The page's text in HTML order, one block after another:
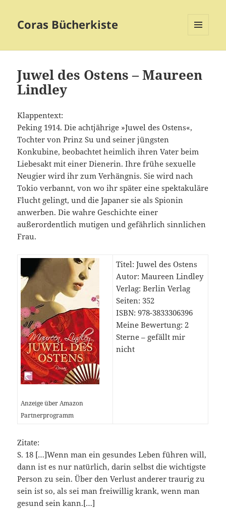
Coras Bücherkiste
Juwel des Ostens – Maureen
Lindley
Klappentext:
Peking 1914. Die achtjährige »Juwel des Ostens«,
Tochter von Prinz Su und seiner jüngsten
Konkubine, beobachtet heimlich ihren Vater beim
Liebesakt mit einer Dienerin. Ihre frühe sexuelle
Neugier wird ihr zum Verhängnis. Sie wird nach
Tokio verbannt, von wo ihr später eine spektakuläre
Flucht gelingt, und die Japaner sie als Spionin
anwerben. Die wahre Geschichte einer
außerordentlich mutigen und gefährlich sinnlichen
Frau.
Anzeige über Amazon
Partnerprogramm
Titel: Juwel des Ostens
Autor: Maureen Lindley
Verlag: Berlin Verlag
Seiten: 352
ISBN: 978-3833306396
Meine Bewertung: 2
Sterne – gefällt mir
nicht
Zitate:
S. 18 […]Wenn man ein gesundes Leben führen will,
dann ist es nur natürlich, darin selbst die wichtigste
Person zu sein. Über den Verlust anderer traurig zu
sein ist so, als sei man freiwillig krank, wenn man
gesund sein kann.[…]